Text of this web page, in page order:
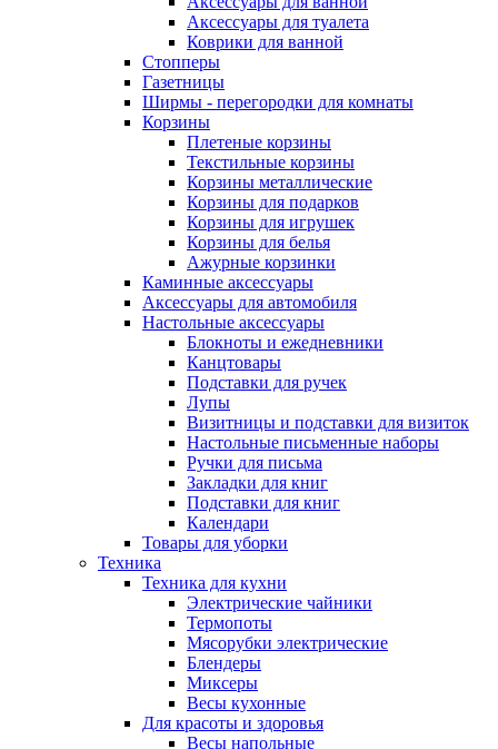
Аксессуары для туалета
Коврики для ванной
Стопперы
Газетницы
Ширмы - перегородки для комнаты
Корзины
Плетеные корзины
Текстильные корзины
Корзины металлические
Корзины для подарков
Корзины для игрушек
Корзины для белья
Ажурные корзинки
Каминные аксессуары
Аксессуары для автомобиля
Настольные аксессуары
Блокноты и ежедневники
Канцтовары
Подставки для ручек
Лупы
Визитницы и подставки для визиток
Настольные письменные наборы
Ручки для письма
Закладки для книг
Подставки для книг
Календари
Товары для уборки
Техника
Техника для кухни
Электрические чайники
Термопоты
Мясорубки электрические
Блендеры
Миксеры
Весы кухонные
Для красоты и здоровья
Весы напольные